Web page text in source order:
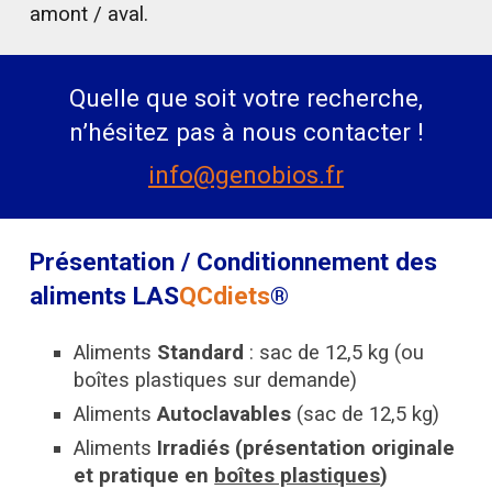
amont / aval.
Quelle que soit votre recherche,
n’hésitez pas à nous contacter !
info@genobios.fr
Présentation / Conditionnement des
aliments LASQCdiets®
Aliments Standard : sac de 12,5 kg (ou
boîtes plastiques sur demande)
AlimentsAutoclavables (sac de 12,5 kg)
Aliments Irradiés (présentation originale
et pratique en boîtes plastiques)